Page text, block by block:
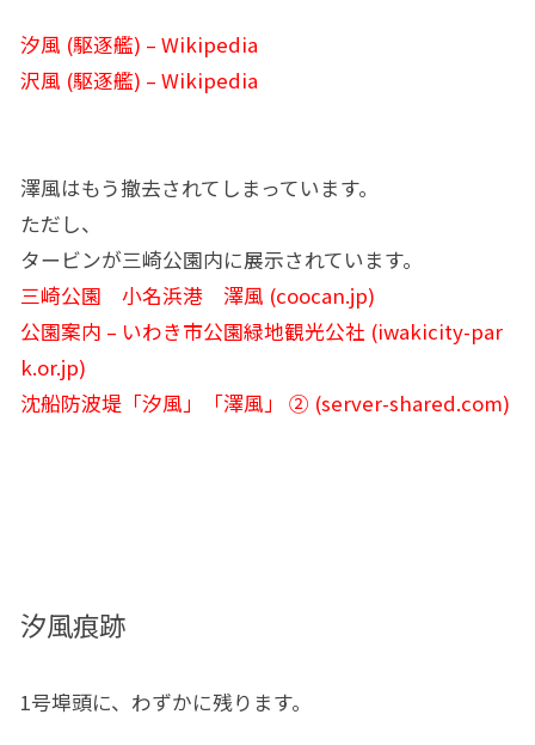
汐風 (駆逐艦) – Wikipedia
沢風 (駆逐艦) – Wikipedia
澤風はもう撤去されてしまっています。
ただし、
タービンが三崎公園内に展示されています。
三崎公園 小名浜港 澤風 (coocan.jp)
公園案内 – いわき市公園緑地観光公社 (iwakicity-par
k.or.jp)
沈船防波堤「汐風」「澤風」 ② (server-shared.com)
汐風痕跡
1号埠頭に、わずかに残ります。